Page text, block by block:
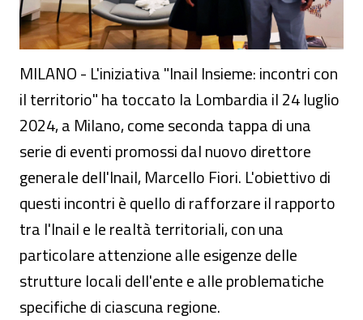
MILANO - L'iniziativa "Inail Insieme: incontri con
il territorio" ha toccato la Lombardia il 24 luglio
2024, a Milano, come seconda tappa di una
serie di eventi promossi dal nuovo direttore
generale dell'Inail, Marcello Fiori. L'obiettivo di
questi incontri è quello di rafforzare il rapporto
tra l'Inail e le realtà territoriali, con una
particolare attenzione alle esigenze delle
strutture locali dell'ente e alle problematiche
specifiche di ciascuna regione​.